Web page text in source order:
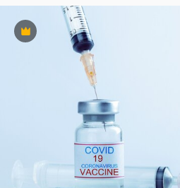
Премиум